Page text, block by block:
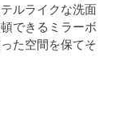
ルライクな洗面
できるミラーボ
た空間を保てそ